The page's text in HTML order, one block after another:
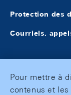
Protection des
Courriels,
Pour mettre à
contenus et